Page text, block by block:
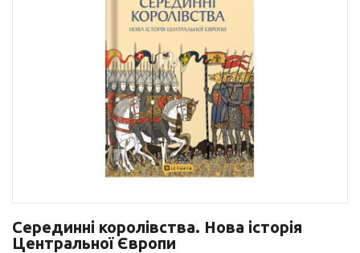
Серединні королівства. Нова історія
Центральної Європи